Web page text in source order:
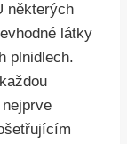
některých
látky
plnidlech.